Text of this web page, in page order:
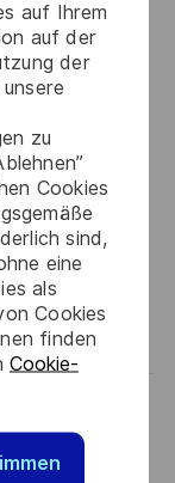
auf Ihrem
auf der
der
zu
Cookies
sind,
eine
als
Cookies
finden
Cookie-
meilleur